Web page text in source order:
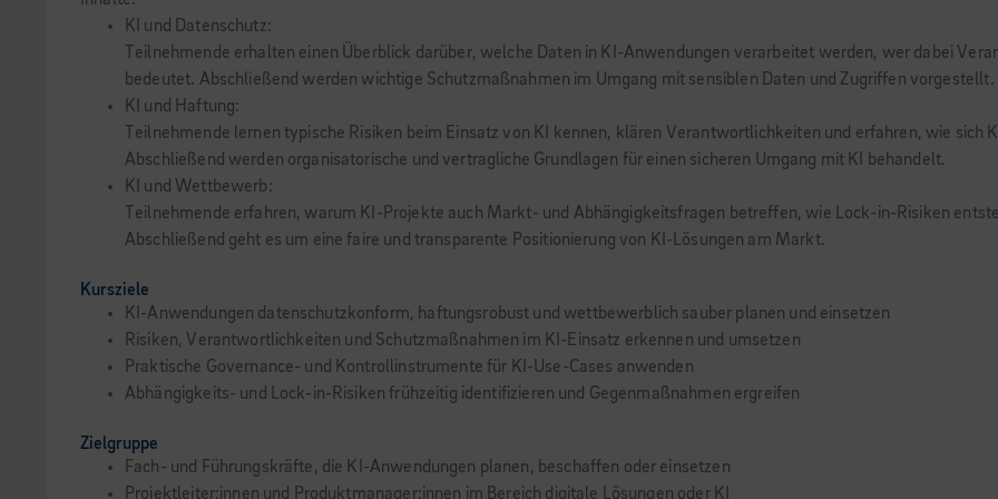
KI und Datenschutz:
Teilnehmende erhalten einen Überblick darüber, welche Daten in KI-Anwendungen verarbeitet werden, wer dabei
bedeutet. Abschließend werden wichtige Schutzmaßnahmen im Umgang mit sensiblen Daten und Zugriffen vorgestellt.
KI und Haftung:
Teilnehmende lernen typische Risiken beim Einsatz von KI kennen, klären Verantwortlichkeiten und erfahren, wie
Abschließend werden organisatorische und vertragliche Grundlagen für einen sicheren Umgang mit KI behandelt.
KI und Wettbewerb:
Teilnehmende erfahren, warum KI-Projekte auch Markt- und Abhängigkeitsfragen betreffen, wie Lock-in-Risiken
Abschließend geht es um eine faire und transparente Positionierung von KI-Lösungen am Markt.
Kursziele
KI-Anwendungen datenschutzkonform, haftungsrobust und wettbewerblich sauber planen und einsetzen
Risiken, Verantwortlichkeiten und Schutzmaßnahmen im KI-Einsatz erkennen und umsetzen
Praktische Governance- und Kontrollinstrumente für KI-Use-Cases anwenden
Abhängigkeits- und Lock-in-Risiken frühzeitig identifizieren und Gegenmaßnahmen ergreifen
Zielgruppe
Fach- und Führungskräfte, die KI-Anwendungen planen, beschaffen oder einsetzen
Projektleiter:innen und Produktmanager:innen im Bereich digitale Lösungen oder KI